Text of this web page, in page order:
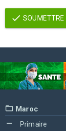
SOUMETTRE
Maroc
Primaire